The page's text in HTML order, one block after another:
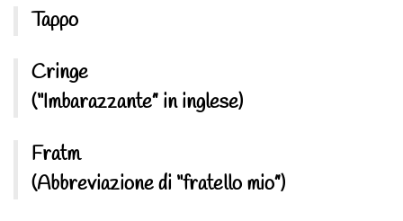
Tappo
Cringe
(“Imbarazzante” in inglese)
Fratm
(Abbreviazione di “fratello mio”)